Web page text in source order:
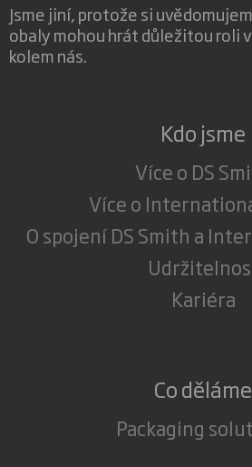
Jsme jiní, protože si
obaly mohou hrát důležitou roli
kolem nás.
Kdo jsme
Více o DS
Více o
O spojení DS Smith a
Kariéra
Co děláme
Packaging